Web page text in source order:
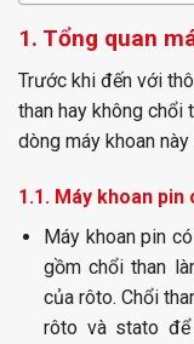
1. Tổng quan
Trước khi đến với
than hay không chổi
dòng máy khoan này
1.1. Máy khoan
Máy khoan pin
gồm chổi than
của rôto. Chổi
rôto và stato